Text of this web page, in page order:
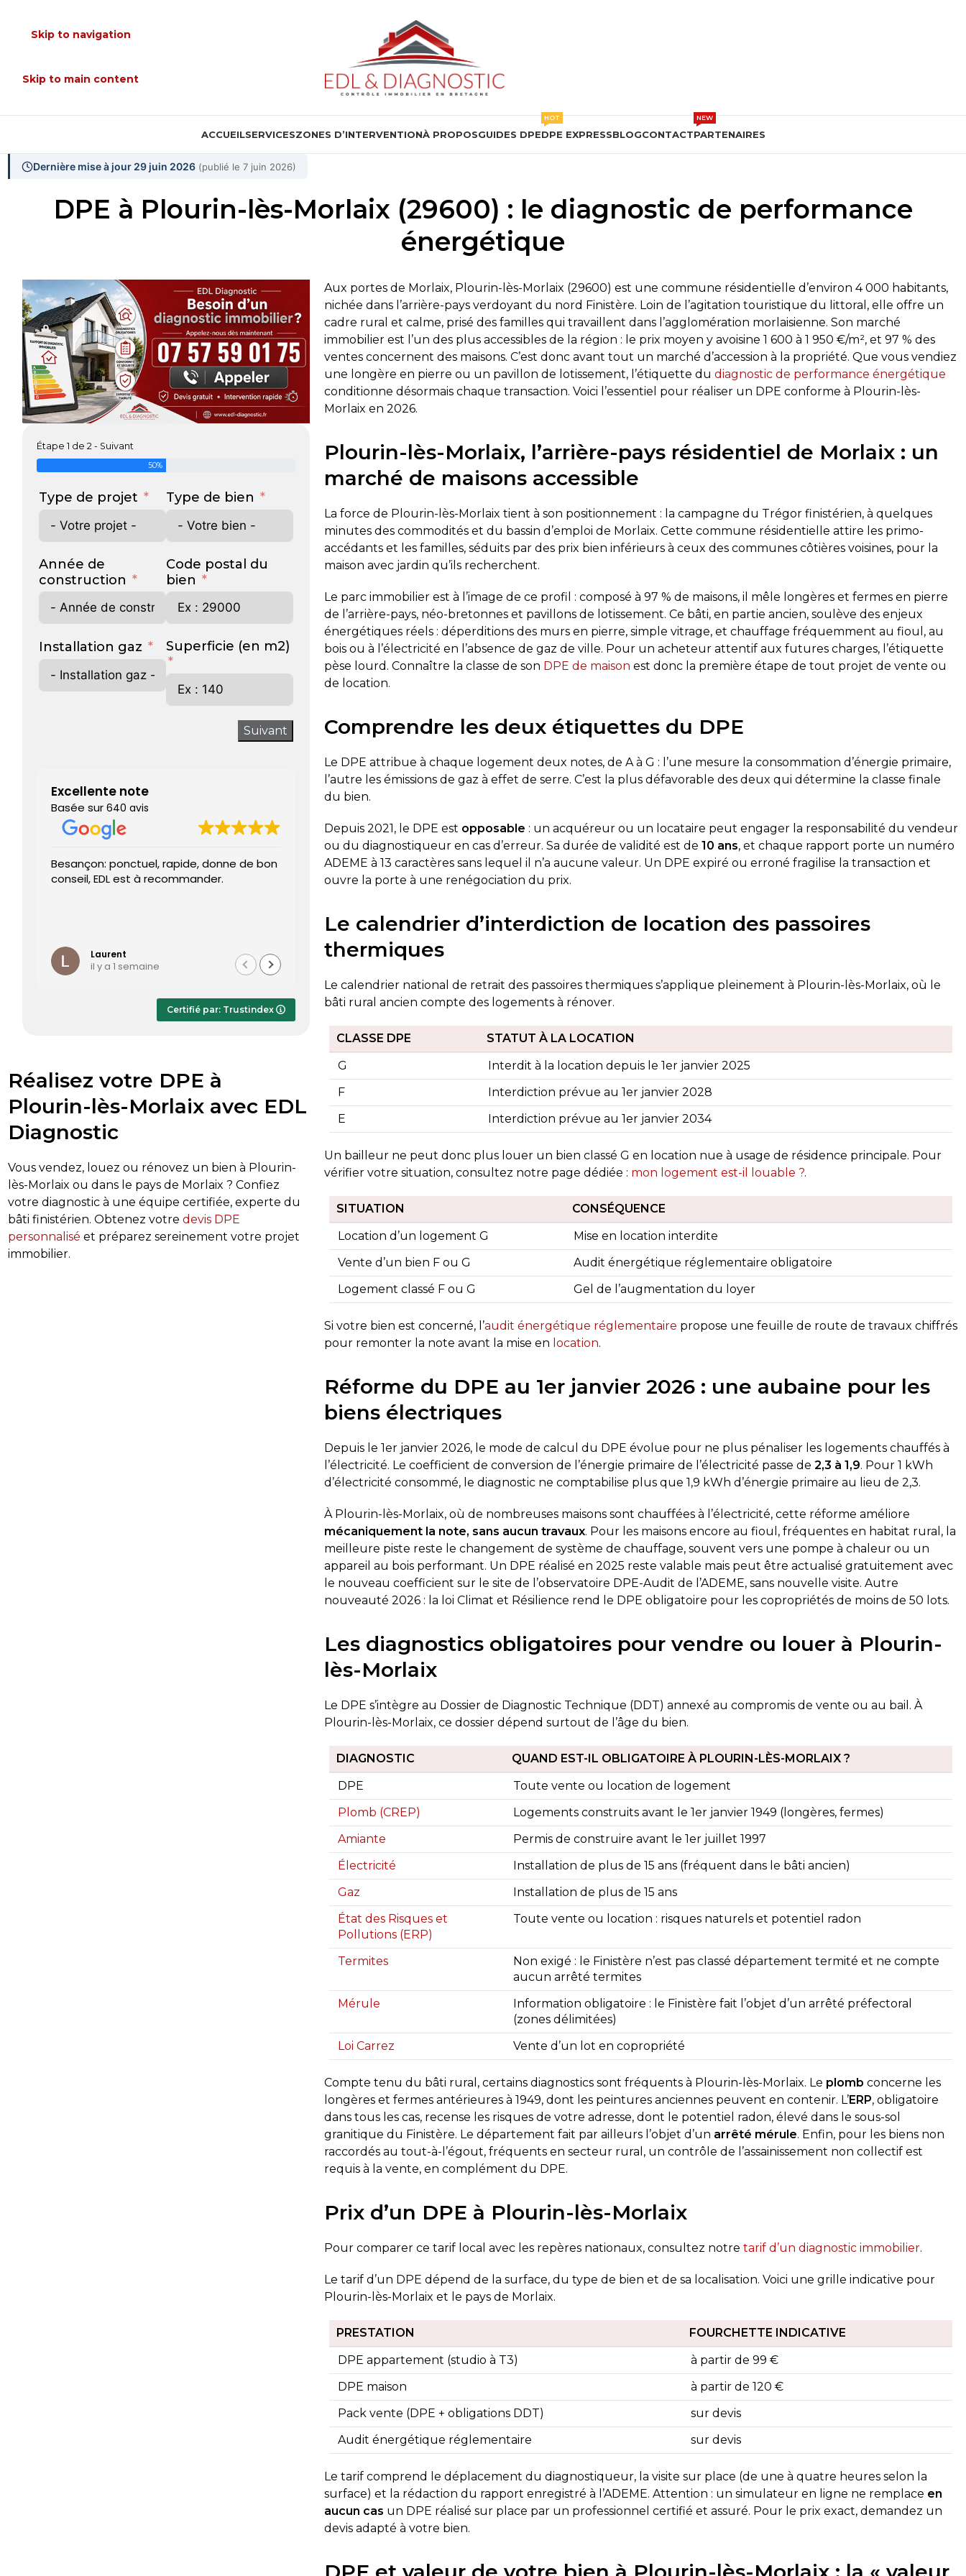
Skip to navigation
Skip to main content
ACCUEILSERVICESZONES D’INTERVENTIONÀ PROPOSGUIDES DPEDPE EXPRESS
HOT
BLOGCONTACTPARTENAIRES
NEW
Dernière mise à jour 29 juin 2026 (publié le 7 juin 2026)
DPE à Plourin-lès-Morlaix (29600) : le diagnostic de performance
énergétique
Étape 1 de 2 - Suivant
50%
Type de projet Type de bien
Année de
construction
Code postal du
bien
Installation gaz Superficie (en m2)
Suivant
Excellente note
Basée sur 640 avis
Besançon: ponctuel, rapide, donne de bon
conseil, EDL est à recommander.
Laurent
il y a 1 semaine
Très satisfait de la prestation.
J’ai appelé le vendredi pour prendre
Le diagnostiqueur est arrivé à l’heure, a
été très professionnel, efficace et a pris le
temps de répondre à mes questions.
dès le lundi soir, ce qui est très
appréciable pour faire avancer
Lire la suite
Pierre Dechaume
Diagnostic DPE réalisé ce jour. Le technicien
était très professionnel, ponctuel et a pris
attentes. Je recommande cette société,
Lire la suite
Top délai court, super
Certifié par: Trustindex
Réalisez votre DPE à
Plourin-lès-Morlaix avec EDL
Diagnostic
Vous vendez, louez ou rénovez un bien à Plourin-
lès-Morlaix ou dans le pays de Morlaix ? Confiez
votre diagnostic à une équipe certifiée, experte du
bâti finistérien. Obtenez votre devis DPE
personnalisé et préparez sereinement votre projet
immobilier.
Aux portes de Morlaix, Plourin-lès-Morlaix (29600) est une commune résidentielle d’environ 4 000 habitants,
nichée dans l’arrière-pays verdoyant du nord Finistère. Loin de l’agitation touristique du littoral, elle offre un
cadre rural et calme, prisé des familles qui travaillent dans l’agglomération morlaisienne. Son marché
immobilier est l’un des plus accessibles de la région : le prix moyen y avoisine 1 600 à 1 950 €/m², et 97 % des
ventes concernent des maisons. C’est donc avant tout un marché d’accession à la propriété. Que vous vendiez
une longère en pierre ou un pavillon de lotissement, l’étiquette dudiagnostic de performance énergétique
conditionne désormais chaque transaction. Voici l’essentiel pour réaliser un DPE conforme à Plourin-lès-
Morlaix en 2026.
Plourin-lès-Morlaix, l’arrière-pays résidentiel de Morlaix : un
marché de maisons accessible
La force de Plourin-lès-Morlaix tient à son positionnement : la campagne du Trégor finistérien, à quelques
minutes des commodités et du bassin d’emploi de Morlaix. Cette commune résidentielle attire les primo-
accédants et les familles, séduits par des prix bien inférieurs à ceux des communes côtières voisines, pour la
maison avec jardin qu’ils recherchent.
Le parc immobilier est à l’image de ce profil : composé à 97 % de maisons, il mêle longères et fermes en pierre
de l’arrière-pays, néo-bretonnes et pavillons de lotissement. Ce bâti, en partie ancien, soulève des enjeux
énergétiques réels : déperditions des murs en pierre, simple vitrage, et chauffage fréquemment au fioul, au
bois ou à l’électricité en l’absence de gaz de ville. Pour un acheteur attentif aux futures charges, l’étiquette
pèse lourd. Connaître la classe de son DPE de maison est donc la première étape de tout projet de vente ou
de location.
Comprendre les deux étiquettes du DPE
Le DPE attribue à chaque logement deux notes, de A à G : l’une mesure la consommation d’énergie primaire,
l’autre les émissions de gaz à effet de serre. C’est la plus défavorable des deux qui détermine la classe finale
du bien.
Depuis 2021, le DPE est opposable : un acquéreur ou un locataire peut engager la responsabilité du vendeur
ou du diagnostiqueur en cas d’erreur. Sa durée de validité est de10 ans, et chaque rapport porte un numéro
ADEME à 13 caractères sans lequel il n’a aucune valeur. Un DPE expiré ou erroné fragilise la transaction et
ouvre la porte à une renégociation du prix.
Le calendrier d’interdiction de location des passoires
thermiques
Le calendrier national de retrait des passoires thermiques s’applique pleinement à Plourin-lès-Morlaix, où le
bâti rural ancien compte des logements à rénover.
CLASSE DPE
STATUT À LA LOCATION
G
Interdit à la location depuis le 1er janvier 2025
F
Interdiction prévue au 1er janvier 2028
E
Interdiction prévue au 1er janvier 2034
Un bailleur ne peut donc plus louer un bien classé G en location nue à usage de résidence principale. Pour
vérifier votre situation, consultez notre page dédiée : mon logement est-il louable ?.
SITUATION
CONSÉQUENCE
Location d’un logement G
Mise en location interdite
Vente d’un bien F ou G
Audit énergétique réglementaire obligatoire
Logement classé F ou G
Gel de l’augmentation du loyer
Si votre bien est concerné, l’audit énergétique réglementaire propose une feuille de route de travaux chiffrés
pour remonter la note avant la mise en location.
Réforme du DPE au 1er janvier 2026 : une aubaine pour les
biens électriques
Depuis le 1er janvier 2026, le mode de calcul du DPE évolue pour ne plus pénaliser les logements chauffés à
l’électricité. Le coefficient de conversion de l’énergie primaire de l’électricité passe de2,3 à 1,9. Pour 1 kWh
d’électricité consommé, le diagnostic ne comptabilise plus que 1,9 kWh d’énergie primaire au lieu de 2,3.
À Plourin-lès-Morlaix, où de nombreuses maisons sont chauffées à l’électricité, cette réforme améliore
mécaniquement la note, sans aucun travaux. Pour les maisons encore au fioul, fréquentes en habitat rural, la
meilleure piste reste le changement de système de chauffage, souvent vers une pompe à chaleur ou un
appareil au bois performant. Un DPE réalisé en 2025 reste valable mais peut être actualisé gratuitement avec
le nouveau coefficient sur le site de l’observatoire DPE-Audit de l’ADEME, sans nouvelle visite. Autre
nouveauté 2026 : la loi Climat et Résilience rend le DPE obligatoire pour les copropriétés de moins de 50 lots.
Les diagnostics obligatoires pour vendre ou louer à Plourin-
lès-Morlaix
Le DPE s’intègre au Dossier de Diagnostic Technique (DDT) annexé au compromis de vente ou au bail. À
Plourin-lès-Morlaix, ce dossier dépend surtout de l’âge du bien.
DIAGNOSTIC
QUAND EST-IL OBLIGATOIRE À PLOURIN-LÈS-MORLAIX ?
DPE
Toute vente ou location de logement
Plomb (CREP)
Logements construits avant le 1er janvier 1949 (longères, fermes)
Amiante
Permis de construire avant le 1er juillet 1997
Électricité
Installation de plus de 15 ans (fréquent dans le bâti ancien)
Gaz
Installation de plus de 15 ans
État des Risques et
Pollutions (ERP)
Toute vente ou location : risques naturels et potentiel radon
Termites
Non exigé : le Finistère n’est pas classé département termité et ne compte
aucun arrêté termites
Mérule
Information obligatoire : le Finistère fait l’objet d’un arrêté préfectoral
(zones délimitées)
Loi Carrez
Vente d’un lot en copropriété
Compte tenu du bâti rural, certains diagnostics sont fréquents à Plourin-lès-Morlaix. Le plomb concerne les
longères et fermes antérieures à 1949, dont les peintures anciennes peuvent en contenir. L’ERP, obligatoire
dans tous les cas, recense les risques de votre adresse, dont le potentiel radon, élevé dans le sous-sol
granitique du Finistère. Le département fait par ailleurs l’objet d’un arrêté mérule. Enfin, pour les biens non
raccordés au tout-à-l’égout, fréquents en secteur rural, un contrôle de l’assainissement non collectif est
requis à la vente, en complément du DPE.
Prix d’un DPE à Plourin-lès-Morlaix
Pour comparer ce tarif local avec les repères nationaux, consultez notretarif d’un diagnostic immobilier.
Le tarif d’un DPE dépend de la surface, du type de bien et de sa localisation. Voici une grille indicative pour
Plourin-lès-Morlaix et le pays de Morlaix.
PRESTATION
FOURCHETTE INDICATIVE
DPE appartement (studio à T3)
à partir de 99 €
DPE maison
à partir de 120 €
Pack vente (DPE + obligations DDT)
sur devis
Audit énergétique réglementaire
sur devis
Le tarif comprend le déplacement du diagnostiqueur, la visite sur place (de une à quatre heures selon la
surface) et la rédaction du rapport enregistré à l’ADEME. Attention : un simulateur en ligne ne remplace en
aucun cas un DPE réalisé sur place par un professionnel certifié et assuré. Pour le prix exact, demandez un
devis adapté à votre bien.